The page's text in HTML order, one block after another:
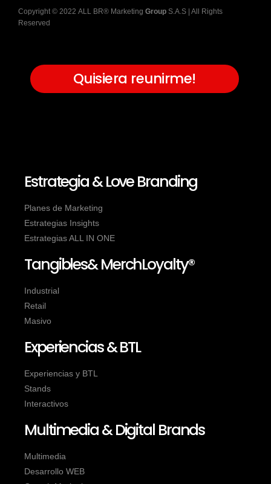
Copyright© 2022 ALL BR® Marketing Group S.A.S | All Rights
Reserved
Quisiera reunirme!
Estrategia & Love Branding
Planes de Marketing
Estrategias Insights
Estrategias ALL IN ONE
Tangibles& MerchLoyalty®
Industrial
Retail
Masivo
Experiencias & BTL
Experiencias y BTL
Stands
Interactivos
Multimedia & Digital Brands
Multimedia
Desarrollo WEB